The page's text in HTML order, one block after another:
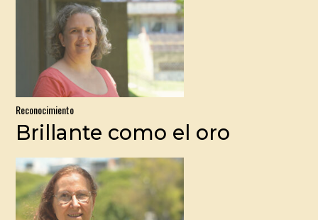
Reconocimiento
Brillante como el oro